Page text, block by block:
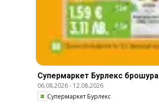
Супермаркет Бурлекс брошура
06.08.2026- 12.08.2026
Супермаркет Бурлекс